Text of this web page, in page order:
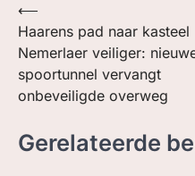
Bericht
navigatie
⟵
Haarens pad naar kasteel
Nemerlaer veiliger:
spoortunnel vervangt
onbeveiligde overweg
Gerelateerde